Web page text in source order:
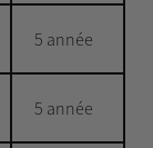
5 année
5 année